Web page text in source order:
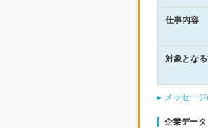
仕事内容
対象とな
メッセー
企業データ